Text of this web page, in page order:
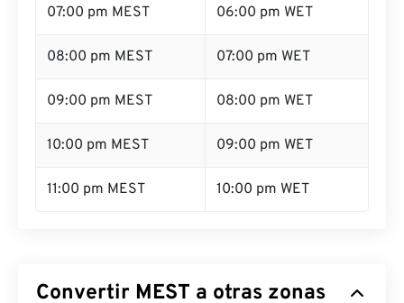
07:00 pm MEST 06:00 pm WET
08:00 pm MEST 07:00 pm WET
09:00 pm MEST 08:00 pm WET
10:00 pm MEST 09:00 pm WET
11:00 pm MEST 10:00 pm WET
Convertir MEST a otras zonas